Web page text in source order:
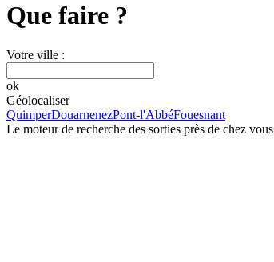
Que faire ?
Votre ville :
ok
Géolocaliser
QuimperDouarnenezPont-l'AbbéFouesnant
Le moteur de recherche des sorties près de chez vous